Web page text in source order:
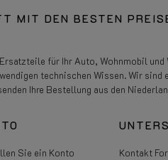
MIT DEN BESTEN
für Ihr Auto, Wohnmobil und
technischen Wissen. Wir sind
Ihre Bestellung aus den
Sie ein Konto
Kontakt